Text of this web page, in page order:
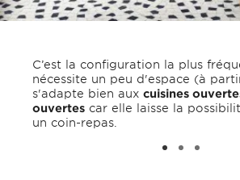
C’est la configuration la plus
nécessite un peu d'espace (à
s'adapte bien aux cuisines
ouvertes car elle laisse la
un coin-repas.